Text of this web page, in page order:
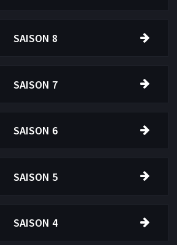
SAISON 8
SAISON 7
SAISON 6
SAISON 5
SAISON 4